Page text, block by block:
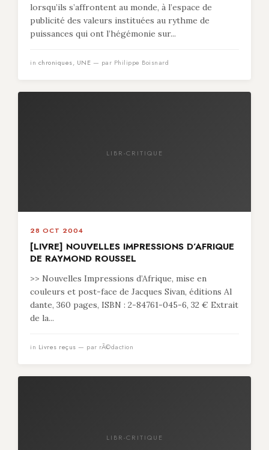
lorsqu’ils s’affrontent au monde, à l’espace de
publicité des valeurs instituées au rythme de
puissances qui ont l’hégémonie sur...
in chroniques, UNE — par Philippe Boisnard
LIBR-CRITIQUE
28 OCT 2004
[LIVRE] NOUVELLES IMPRESSIONS D’AFRIQUE
DE RAYMOND ROUSSEL
>> Nouvelles Impressions d’Afrique, mise en
couleurs et post-face de Jacques Sivan, éditions Al
dante, 360 pages, ISBN : 2-84761-045-6, 32 € Extrait
de la...
in Livres reçus — par rÃ©daction
LIBR-CRITIQUE